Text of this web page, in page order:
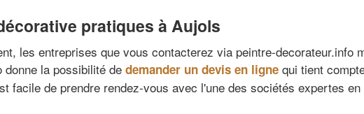
pratiques à Aujols
les entreprises que vous contacterez via peintre-decorateur.info
la possibilité de demander un devis en ligne qui tient
facile de prendre rendez-vous avec l'une des sociétés expertes